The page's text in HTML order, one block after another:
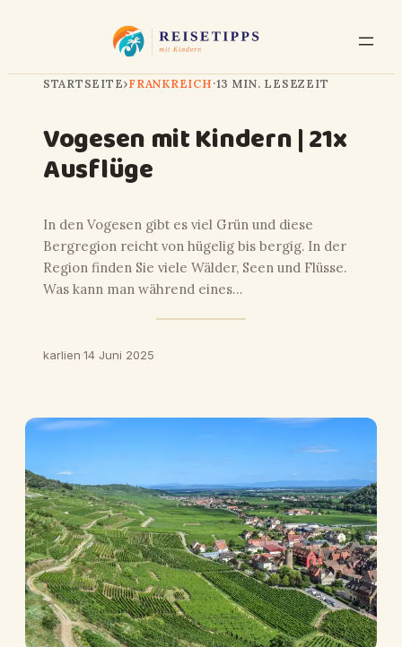
STARTSEITE›FRANKREICH·13 MIN. LESEZEIT
Vogesen mit Kindern | 21x
Ausflüge
In den Vogesen gibt es viel Grün und diese
Bergregion reicht von hügelig bis bergig. In der
Region finden Sie viele Wälder, Seen und Flüsse.
Was kann man während eines…
karlien·14 Juni 2025